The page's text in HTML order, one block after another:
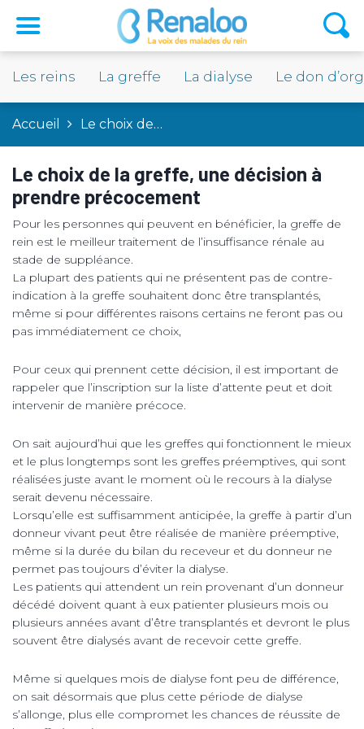
Les reins La greffe La dialyse Le don
Accueil Le choix de…
Le choix de la greffe, une décision à
prendre précocement
Pour les personnes qui peuvent en bénéficier, la greffe de
rein est le meilleur traitement de l’insuffisance rénale au
stade de suppléance.
La plupart des patients qui ne présentent pas de contre-
indication à la greffe souhaitent donc être transplantés,
même si pour différentes raisons certains ne feront pas ou
pas immédiatement ce choix,
Pour ceux qui prennent cette décision, il est important de
rappeler que l’inscription sur la liste d’attente peut et doit
intervenir de manière précoce.
On sait aujourd’hui que les greffes qui fonctionnent le mieux
et le plus longtemps sont les greffes préemptives, qui sont
réalisées juste avant le moment où le recours à la dialyse
serait devenu nécessaire.
Lorsqu’elle est suffisamment anticipée, la greffe à partir d’un
donneur vivant peut être réalisée de manière préemptive,
même si la durée du bilan du receveur et du donneur ne
permet pas toujours d’éviter la dialyse.
Les patients qui attendent un rein provenant d’un donneur
décédé doivent quant à eux patienter plusieurs mois ou
plusieurs années avant d’être transplantés et devront le plus
souvent être dialysés avant de recevoir cette greffe.
Même si quelques mois de dialyse font peu de différence,
on sait désormais que plus cette période de dialyse
s’allonge, plus elle compromet les chances de réussite de